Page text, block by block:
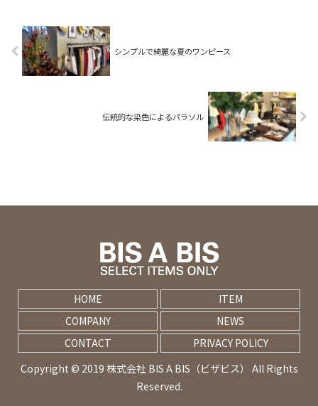
シンプルで綺麗な夏のワンピース
伝統的な染色によるパラソル
HOME
ITEM
COMPANY
NEWS
CONTACT
PRIVACY POLICY
Copyright © 2019 株式会社 BIS A BIS（ビザビス） All Rights
Reserved.